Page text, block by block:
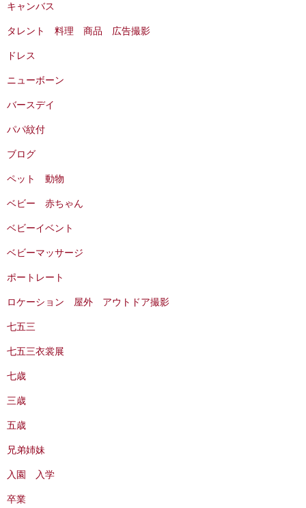
キャンバス
タレント 料理 商品 広告撮影
ドレス
ニューボーン
バースデイ
パパ紋付
ブログ
ペット 動物
ベビー 赤ちゃん
ベビーイベント
ベビーマッサージ
ポートレート
ロケーション 屋外 アウトドア撮影
七五三
七五三衣裳展
七歳
三歳
五歳
兄弟姉妹
入園 入学
卒業